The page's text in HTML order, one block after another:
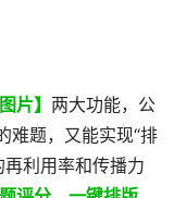
片】 两大功能，公
难题，又能实现“排
利用率和传播力